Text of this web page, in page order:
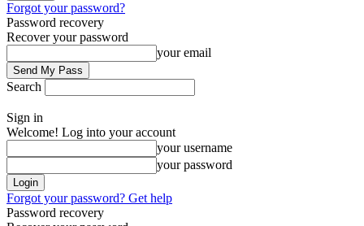
Forgot your password?
Password recovery
Recover your password
your email
Search
Sign in
Welcome! Log into your account
your username
your password
Forgot your password? Get help
Password recovery